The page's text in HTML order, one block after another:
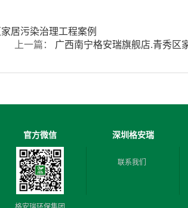
居污染治理工程案例
上一篇： 广西南宁格安瑞旗舰店.青秀区
官方微信
格安瑞环保集团
深圳格安瑞
联系我们